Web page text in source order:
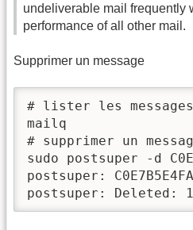
undeliverable mail frequently
performance of all other mail.
Supprimer un message
# lister les messages
mailq
# supprimer un
sudo postsuper -d
postsuper:
postsuper: Deleted: 1